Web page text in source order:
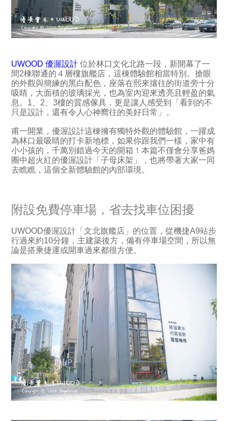
UWOOD 優渥設計 位於林口文化北路一段，新開幕了一
間2棟聯通的４層樓旗艦店，這棟體驗館相當特別。搶眼
的外觀與簡練的黑白配色，座落在熙來攘往的街道旁十分
吸睛，大面積的玻璃採光，也為室內迎來透亮且輕盈的氣
息。1、2、3樓的質感傢具，更是讓人感受到「看到的不
只是設計，還有令人心神嚮往的美好日常」。
甫一開業，優渥設計這棟擁有獨特外觀的體驗館，一躍成
為林口最吸睛的打卡新地標，如果你跟我們一樣，家中有
小小孩的，千萬別錯過今天的開箱！本篇不僅會分享爸媽
圈中超火紅的優渥設計「子母床架」，也將帶著大家一同
去瞧瞧，這個全新體驗館的內部環境。
附設免費停車場，省去找車位困擾
UWOOD優渥設計「文北旗艦店」的位置，從機捷A9站步
行過來約10分鐘，主建築後方，備有停車場空間，所以無
論是搭乘捷運或開車過來都很方便。